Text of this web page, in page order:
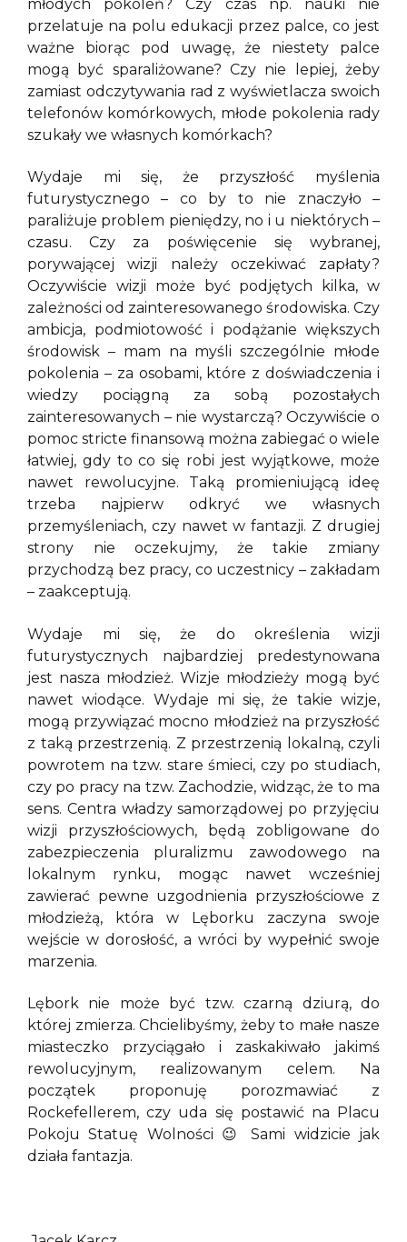
młodych pokoleń? Czy czas np. nauki nie
przelatuje na polu edukacji przez palce, co jest
ważne biorąc pod uwagę, że niestety palce
mogą być sparaliżowane? Czy nie lepiej, żeby
zamiast odczytywania rad z wyświetlacza swoich
telefonów komórkowych, młode pokolenia rady
szukały we własnych komórkach?
Wydaje mi się, że przyszłość myślenia
futurystycznego – co by to nie znaczyło –
paraliżuje problem pieniędzy, no i u niektórych –
czasu. Czy za poświęcenie się wybranej,
porywającej wizji należy oczekiwać zapłaty?
Oczywiście wizji może być podjętych kilka, w
zależności od zainteresowanego środowiska. Czy
ambicja, podmiotowość i podążanie większych
środowisk – mam na myśli szczególnie młode
pokolenia – za osobami, które z doświadczenia i
wiedzy pociągną za sobą pozostałych
zainteresowanych – nie wystarczą? Oczywiście o
pomoc stricte finansową można zabiegać o wiele
łatwiej, gdy to co się robi jest wyjątkowe, może
nawet rewolucyjne. Taką promieniującą ideę
trzeba najpierw odkryć we własnych
przemyśleniach, czy nawet w fantazji. Z drugiej
strony nie oczekujmy, że takie zmiany
przychodzą bez pracy, co uczestnicy – zakładam
– zaakceptują.
Wydaje mi się, że do określenia wizji
futurystycznych najbardziej predestynowana
jest nasza młodzież. Wizje młodzieży mogą być
nawet wiodące. Wydaje mi się, że takie wizje,
mogą przywiązać mocno młodzież na przyszłość
z taką przestrzenią. Z przestrzenią lokalną, czyli
powrotem na tzw. stare śmieci, czy po studiach,
czy po pracy na tzw. Zachodzie, widząc, że to ma
sens. Centra władzy samorządowej po przyjęciu
wizji przyszłościowych, będą zobligowane do
zabezpieczenia pluralizmu zawodowego na
lokalnym rynku, mogąc nawet wcześniej
zawierać pewne uzgodnienia przyszłościowe z
młodzieżą, która w Lęborku zaczyna swoje
wejście w dorosłość, a wróci by wypełnić swoje
marzenia.
Lębork nie może być tzw. czarną dziurą, do
której zmierza. Chcielibyśmy, żeby to małe nasze
miasteczko przyciągało i zaskakiwało jakimś
rewolucyjnym, realizowanym celem. Na
początek proponuję porozmawiać z
Rockefellerem, czy uda się postawić na Placu
Pokoju Statuę Wolności 😉 Sami widzicie jak
działa fantazja.